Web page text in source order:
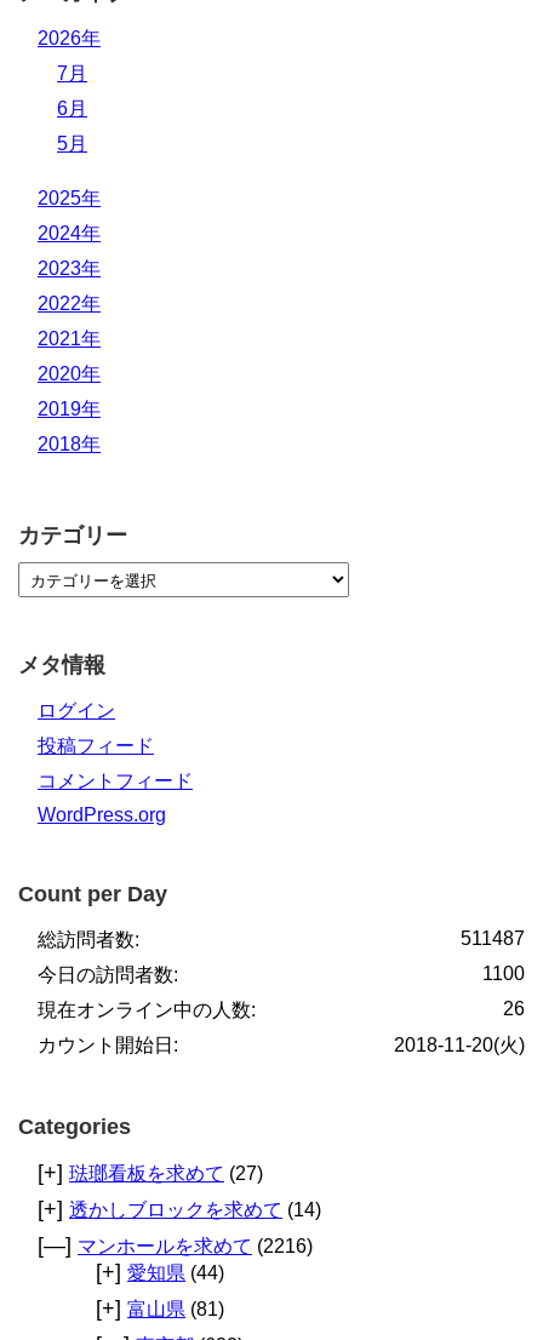
2026年
7月
6月
5月
2025年
2024年
2023年
2022年
2021年
2020年
2019年
2018年
カテゴリー
メタ情報
ログイン
投稿フィード
コメントフィード
WordPress.org
Count per Day
511487
総訪問者数:
1100
今日の訪問者数:
26
現在オンライン中の人数:
2018-11-20(火)
カウント開始日:
Categories
[+] 琺瑯看板を求めて (27)
[+] 透かしブロックを求めて (14)
[—] マンホールを求めて (2216)
[+] 愛知県 (44)
[+] 富山県 (81)